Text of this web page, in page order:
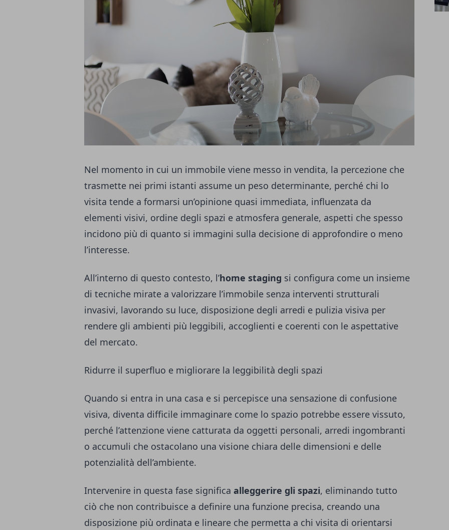
Nel momento in cui un immobile viene messo in vendita, la percezione che
trasmette nei primi istanti assume un peso determinante, perché chi lo
visita tende a formarsi un’opinione quasi immediata, influenzata da
elementi visivi, ordine degli spazi e atmosfera generale, aspetti che spesso
incidono più di quanto si immagini sulla decisione di approfondire o meno
l’interesse.
All’interno di questo contesto, l’home staging si configura come un insieme
di tecniche mirate a valorizzare l’immobile senza interventi strutturali
invasivi, lavorando su luce, disposizione degli arredi e pulizia visiva per
rendere gli ambienti più leggibili, accoglienti e coerenti con le aspettative
del mercato.
Ridurre il superfluo e migliorare la leggibilità degli spazi
Quando si entra in una casa e si percepisce una sensazione di confusione
visiva, diventa difficile immaginare come lo spazio potrebbe essere vissuto,
perché l’attenzione viene catturata da oggetti personali, arredi ingombranti
o accumuli che ostacolano una visione chiara delle dimensioni e delle
potenzialità dell’ambiente.
Intervenire in questa fase significa alleggerire gli spazi, eliminando tutto
ciò che non contribuisce a definire una funzione precisa, creando una
disposizione più ordinata e lineare che permetta a chi visita di orientarsi